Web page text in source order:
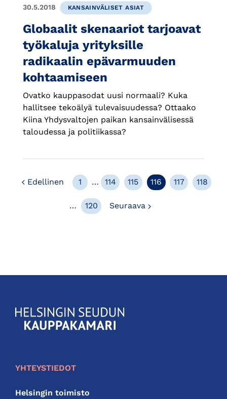
30.5.2018 KANSAINVÄLISET ASIAT
Globaalit skenaariot tarjoavat
työkaluja yrityksille
radikaalin epävarmuuden
kohtaamiseen
Ovatko kauppasodat uusi normaali? Kuka
hallitsee tekoälyä tulevaisuudessa? Ottaako
Kiina Yhdysvaltojen paikan kansainvälisessä
taloudessa ja politiikassa?
Edellinen Edellinen
1 … 114 115 116 117 118
… 120 Seuraava
KauppakamariHelsingin
seudun
YHTEYSTIEDOT
Helsingin toimisto